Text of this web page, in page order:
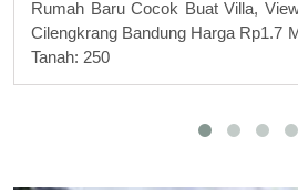
Rumah Baru Cocok Buat Villa,
Cilengkrang Bandung Harga Rp1.7
Tanah: 250